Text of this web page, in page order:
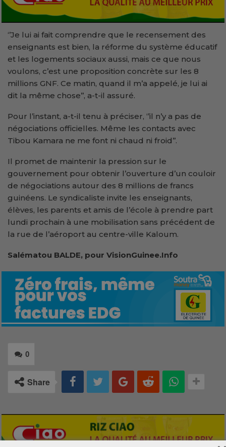
‘’Je lui ai fait comprendre que le recensement des
enseignants est bien, la réforme du système éducatif
et les logements sociaux aussi, mais ce que nous
voulons, c’est une proposition concrète sur les 8
millions GNF. Ce matin, quand il m’a appelé, je lui ai
dit la même chose’’, a-t-il assuré.
Pour l’instant, a-t-il tenu à préciser, ‘’il n’y a pas de
négociations officielles. Même les contacts avec
Tibou Kamara ne me font ni chaud ni froid’’.
Il promet de maintenir la pression sur le
gouvernement pour obtenir l’ouverture d’un couloir
de négociations autour des 8 millions de francs
guinéens. Le syndicaliste invite les enseignants,
élèves, les parents et amis de l’école à prendre part
lundi prochain à une mobilisation sans précédent de
la rue de l’aéroport au centre-ville Kaloum.
Salématou BALDE, pour VisionGuinee.Info
0
Share